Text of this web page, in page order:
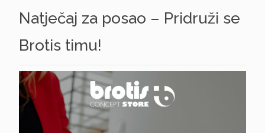
Natječaj za posao – Pridruži se
Brotis timu!